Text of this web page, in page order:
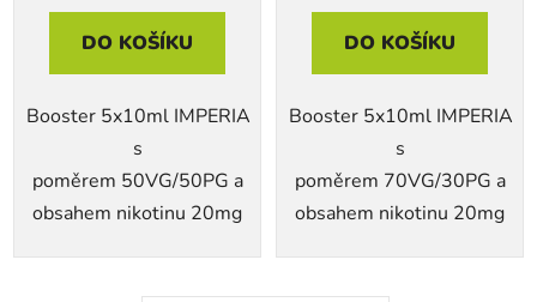
DO KOŠÍKU
Booster 5x10ml IMPERIA
s
poměrem 50VG/50PG a
obsahem nikotinu 20mg
DO KOŠÍKU
Booster 5x10ml IMPERIA
s
poměrem 70VG/30PG a
obsahem nikotinu 20mg